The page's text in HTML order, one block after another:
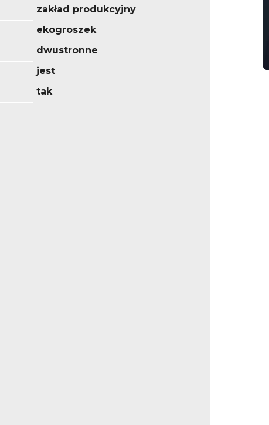
zakład produkcyjny
ekogroszek
dwustronne
jest
tak